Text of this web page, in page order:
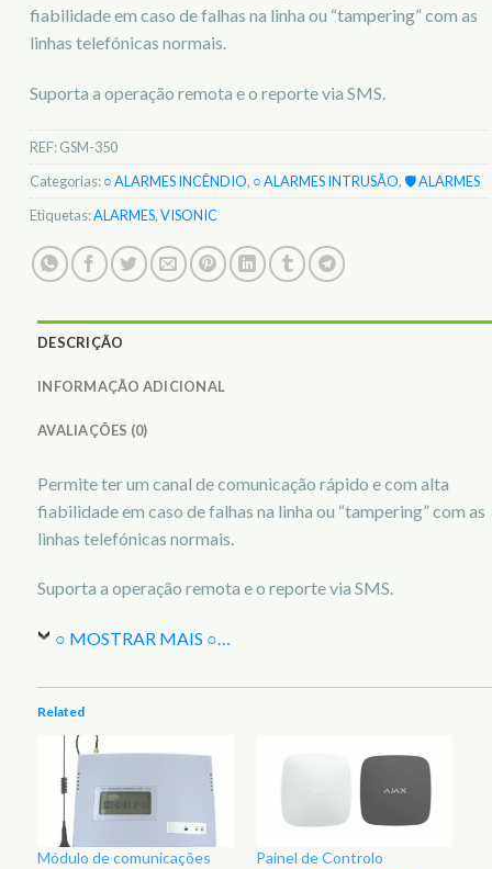
fiabilidade em caso de falhas na linha ou “tampering” com as
linhas telefónicas normais.
Suporta a operação remota e o reporte via SMS.
REF:GSM-350
Categorias:○ ALARMES INCÊNDIO, ○ ALARMES INTRUSÃO, 🛡️ ALARMES
Etiquetas:ALARMES,VISONIC
DESCRIÇÃO
INFORMAÇÃO ADICIONAL
AVALIAÇÕES (0)
Permite ter um canal de comunicação rápido e com alta
fiabilidade em caso de falhas na linha ou “tampering” com as
linhas telefónicas normais.
Suporta a operação remota e o reporte via SMS.
○ MOSTRAR MAIS ○…
Related
Módulo de comunicações
Painel de Controlo